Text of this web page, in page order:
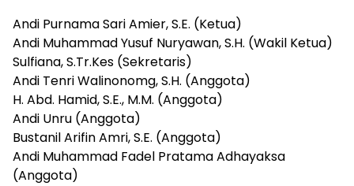
Andi Purnama Sari Amier, S.E. (Ketua)
Andi Muhammad Yusuf Nuryawan, S.H. (Wakil Ketua)
Sulfiana, S.Tr.Kes (Sekretaris)
Andi Tenri Walinonomg, S.H. (Anggota)
H. Abd. Hamid, S.E., M.M. (Anggota)
Andi Unru (Anggota)
Bustanil Arifin Amri, S.E. (Anggota)
Andi Muhammad Fadel Pratama Adhayaksa
(Anggota)